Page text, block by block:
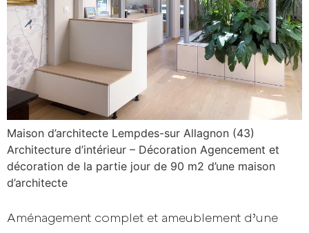
Votre projet
Maison d’architecte Lempdes-sur Allagnon (43)
Architecture d’intérieur – Décoration Agencement et
décoration de la partie jour de 90 m2 d’une maison
d’architecte
Aménagement complet et ameublement d’une